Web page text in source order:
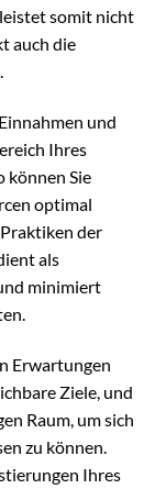
somit nicht
auch die
und
Ihres
können Sie
optimal
der
als
minimiert
Erwartungen
Ziele, und
Raum, um sich
zu können.
Ihres